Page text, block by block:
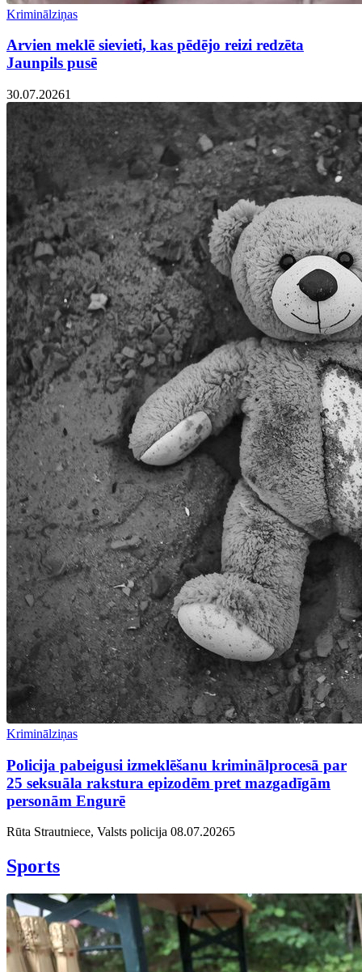
Kriminālziņas
Arvien meklē sievieti, kas pēdējo reizi redzēta
Jaunpils pusē
30.07.20261
Kriminālziņas
Policija pabeigusi izmeklēšanu kriminālprocesā par
25 seksuāla rakstura epizodēm pret mazgadīgām
personām Engurē
Rūta Strautniece, Valsts policija 08.07.20265
Sports